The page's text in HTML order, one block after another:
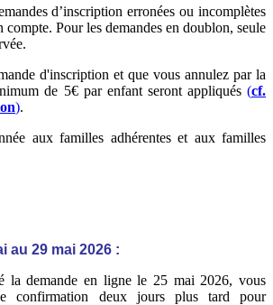
d’inscription erronées ou incomplètes
compte. Pour les demandes en doublon, seule
d'inscription et que vous annulez par la
de 5€ par enfant seront appliqués (cf.
).
aux familles adhérentes et aux familles
au 29 mai 2026 :
la demande en ligne le 25 mai 2026, vous
confirmation deux jours plus tard pour